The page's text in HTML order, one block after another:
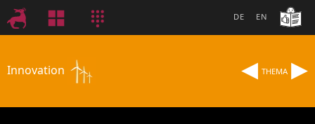
EN
DE
Innovation ◂ THEMA ▸